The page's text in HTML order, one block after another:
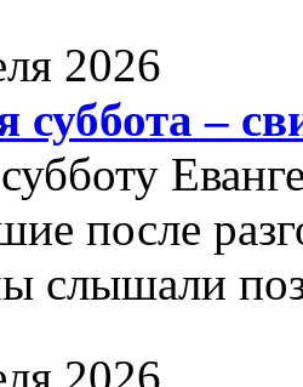
2026
суббота –
после
слышали